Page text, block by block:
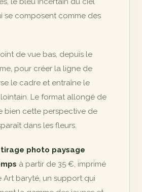
se composent comme des
de vue bas, depuis le
pour créer la ligne de
le cadre et entraîne le
Le format allongé de
bien cette perspective de
dans les fleurs.
tirage photo paysage
à partir de 35 €, imprimé
Art baryté, un support qui